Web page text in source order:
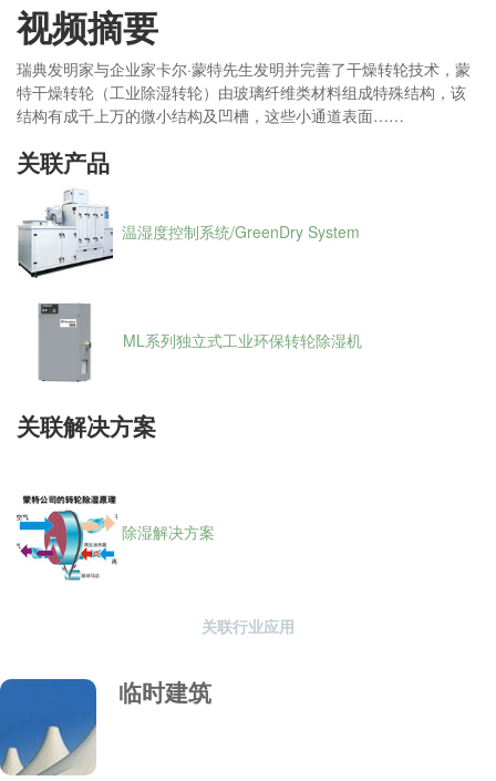
视频摘要
瑞典发明家与企业家卡尔·蒙特先生发明并完善了干燥转轮技术，蒙
特干燥转轮（工业除湿转轮）由玻璃纤维类材料组成特殊结构，该
结构有成千上万的微小结构及凹槽，这些小通道表面……
关联产品
温湿度控制系统/GreenDry System
ML系列独立式工业环保转轮除湿机
关联解决方案
除湿解决方案
关联行业应用
临时建筑